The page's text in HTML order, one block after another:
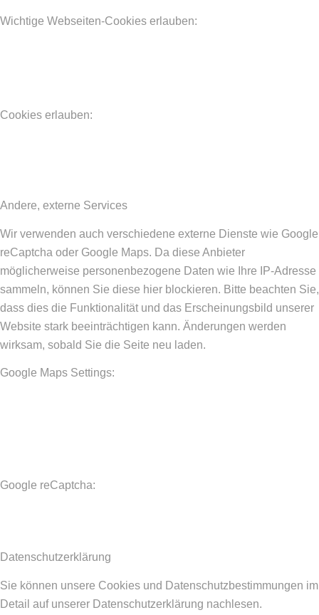
Wichtige Webseiten-Cookies erlauben:
Cookies erlauben:
Andere, externe Services
Wir verwenden auch verschiedene externe Dienste wie Google
reCaptcha oder Google Maps. Da diese Anbieter
möglicherweise personenbezogene Daten wie Ihre IP-Adresse
sammeln, können Sie diese hier blockieren. Bitte beachten Sie,
dass dies die Funktionalität und das Erscheinungsbild unserer
Website stark beeinträchtigen kann. Änderungen werden
wirksam, sobald Sie die Seite neu laden.
Google Maps Settings:
Google reCaptcha:
Datenschutzerklärung
Sie können unsere Cookies und Datenschutzbestimmungen im
Detail auf unserer Datenschutzerklärung nachlesen.